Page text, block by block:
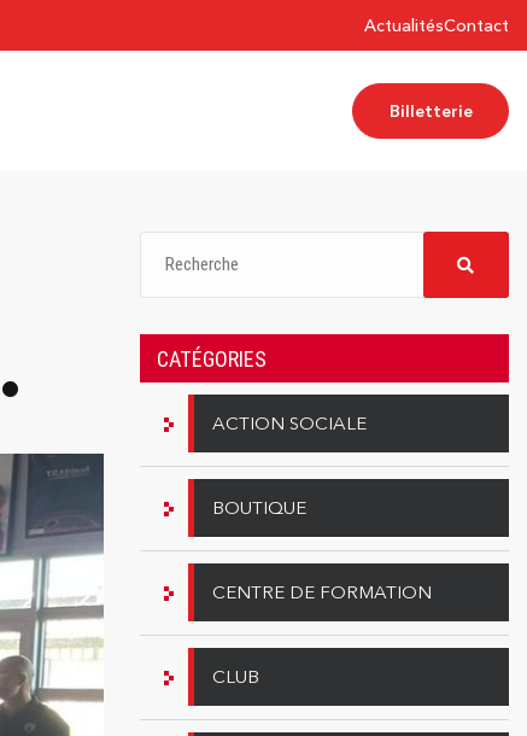
ActualitésContact
Billetterie
CATÉGORIES
ACTION SOCIALE
BOUTIQUE
CENTRE DE FORMATION
CLUB